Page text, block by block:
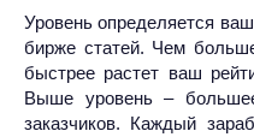
Уровень определяется
бирже статей. Чем
быстрее растет ваш
Выше уровень –
заказчиков. Каждый